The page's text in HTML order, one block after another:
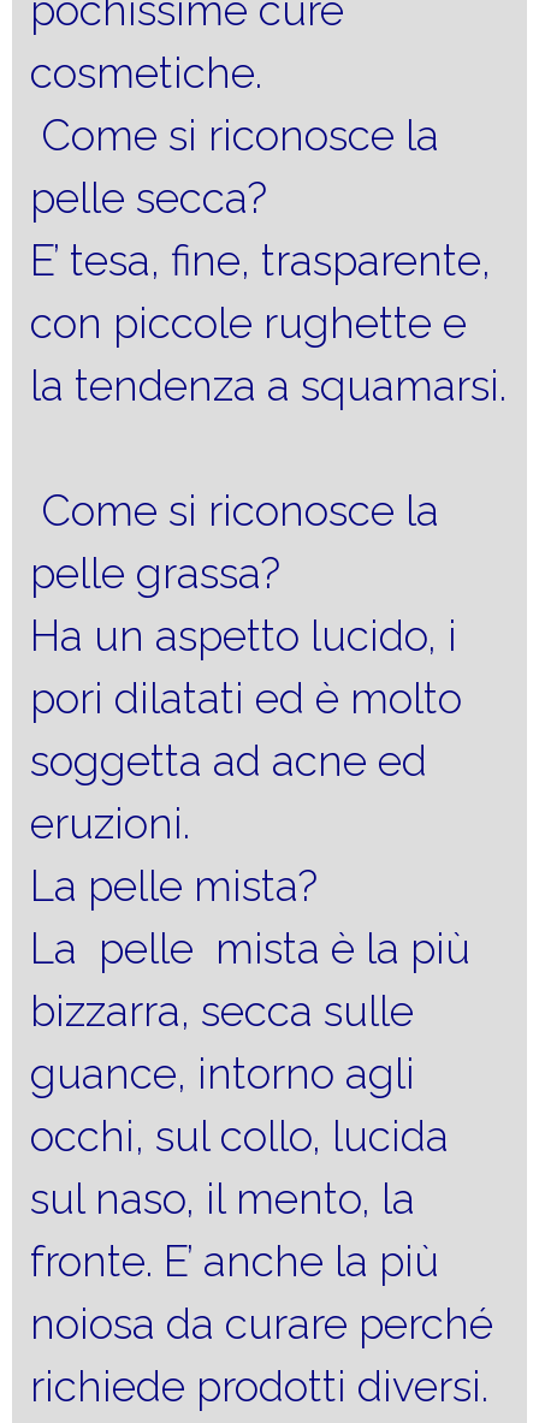
pochissime cure
cosmetiche.
Come si riconosce la
pelle secca?
E’ tesa, fine, trasparente,
con piccole rughette e
la tendenza a squamarsi.
Come si riconosce la
pelle grassa?
Ha un aspetto lucido, i
pori dilatati ed è molto
soggetta ad acne ed
eruzioni.
La pelle mista?
La pelle mista è la più
bizzarra, secca sulle
guance, intorno agli
occhi, sul collo, lucida
sul naso, il mento, la
fronte. E’ anche la più
noiosa da curare perché
richiede prodotti diversi.